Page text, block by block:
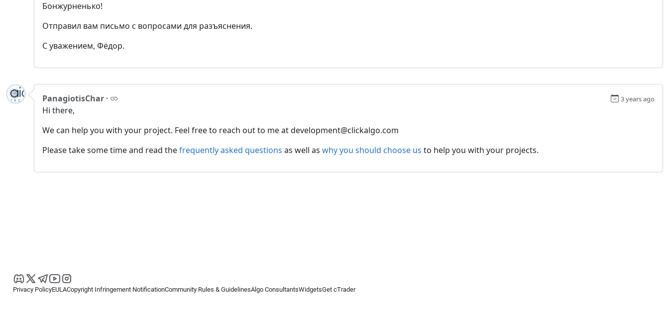
Бонжурненько!
Отправил вам письмо с вопросами для разъяснения.
С уважением, Фёдор.
PanagiotisChar · 3 years ago
Hi there,
We can help you with your project. Feel free to reach out to me at development@clickalgo.com
Please take some time and read thefrequently asked questions as well as why you should choose us to help you with your projects.
Privacy PolicyEULACopyright Infringement NotificationCommunity Rules & GuidelinesAlgo ConsultantsWidgetsGet cTrader